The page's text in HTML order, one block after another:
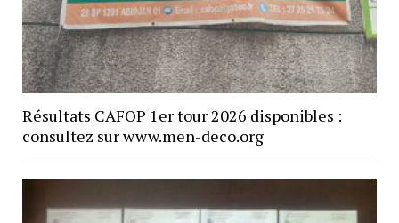
Résultats CAFOP 1er tour 2026 disponibles :
consultez sur www.men-deco.org